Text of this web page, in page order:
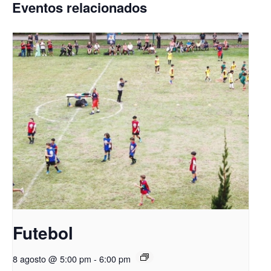
Eventos relacionados
Futebol
8 agosto @ 5:00 pm - 6:00 pm